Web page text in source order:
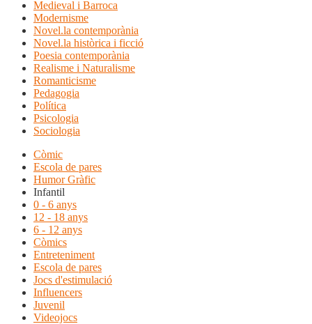
Medieval i Barroca
Modernisme
Novel.la contemporània
Novel.la històrica i ficció
Poesia contemporània
Realisme i Naturalisme
Romanticisme
Pedagogia
Política
Psicologia
Sociologia
Còmic
Escola de pares
Humor Gràfic
Infantil
0 - 6 anys
12 - 18 anys
6 - 12 anys
Còmics
Entreteniment
Escola de pares
Jocs d'estimulació
Influencers
Juvenil
Videojocs